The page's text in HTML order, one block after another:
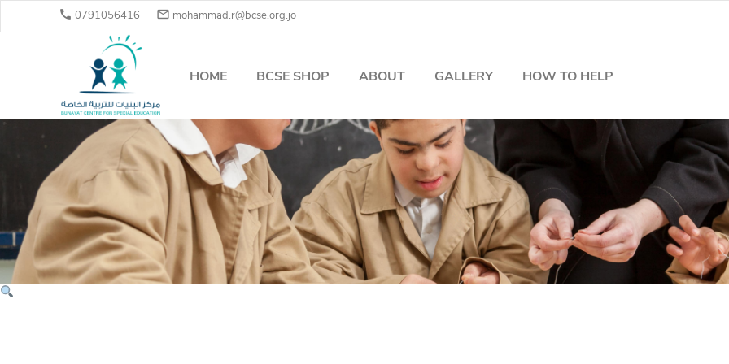
 0791056416  mohammad.r@bcse.org.jo
HOME BCSE SHOP ABOUT GALLERY HOW TO HELP